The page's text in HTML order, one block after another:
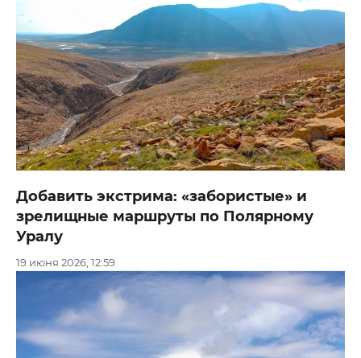
Добавить экстрима: «забористые» и
зрелищные маршруты по Полярному
Уралу
19 июня 2026, 12:59